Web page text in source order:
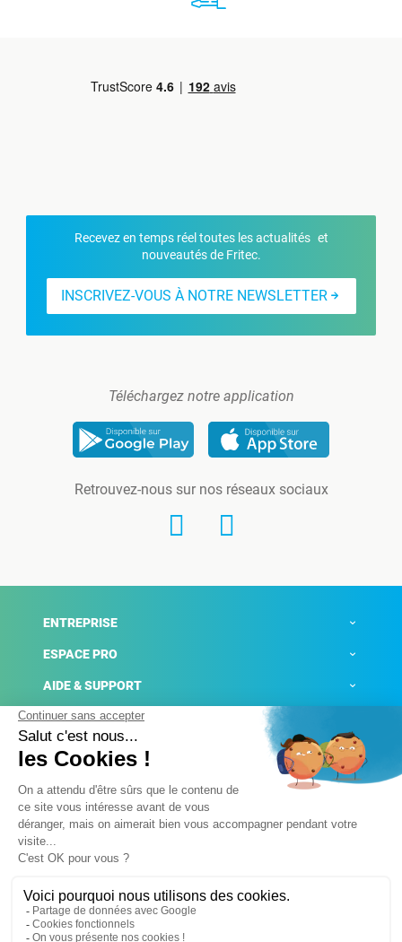
Recevez en temps réel toutes les actualités et
nouveautés de Fritec.
INSCRIVEZ-VOUS À NOTRE NEWSLETTER
Téléchargez notre application
Retrouvez-nous sur nos réseaux sociaux
ENTREPRISE
ESPACE PRO
AIDE & SUPPORT
ACTUALITÉS
Mentions légales
Conditions générales de ventes